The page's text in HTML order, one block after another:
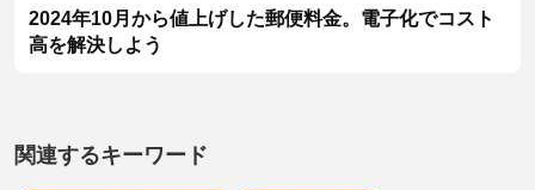
2024年10月から値上げした郵便料金。電子化でコスト
高を解決しよう
関連するキーワード